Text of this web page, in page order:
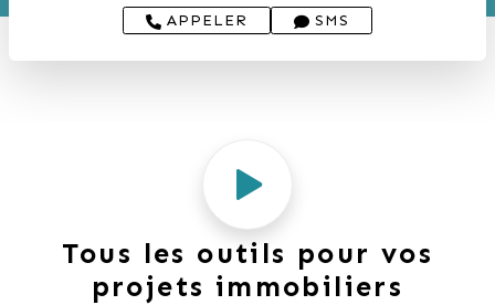
APPELER SMS
Tous les outils pour vos
projets immobiliers